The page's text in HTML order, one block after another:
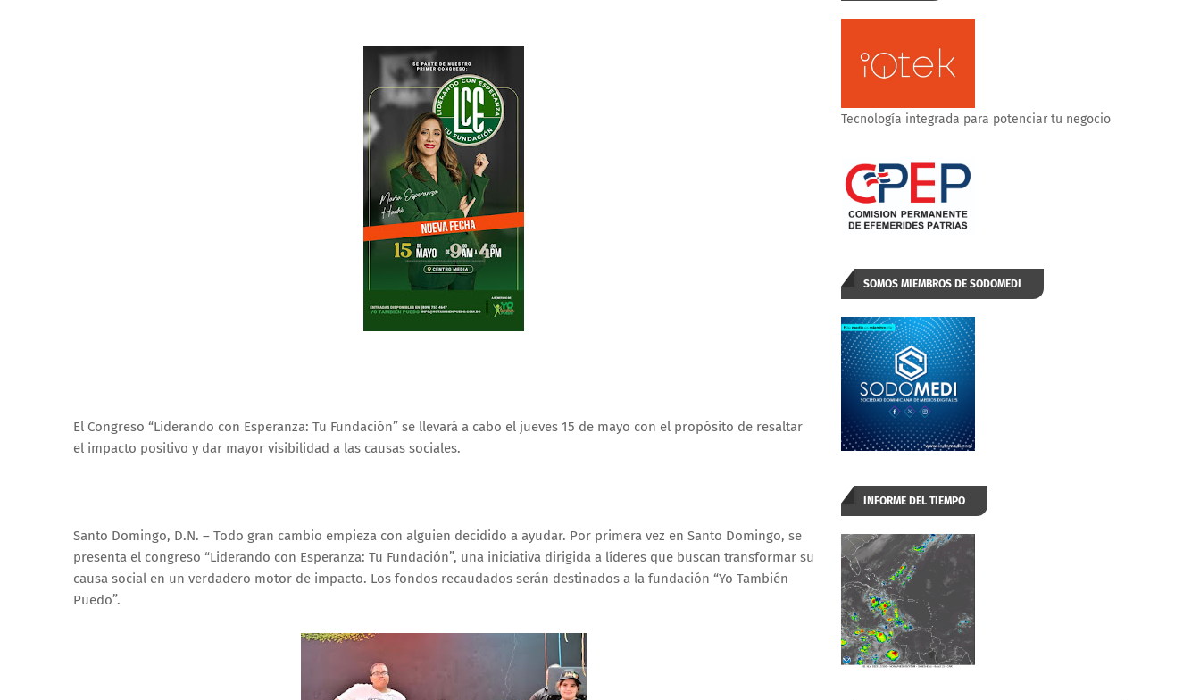
El Congreso “Liderando con Esperanza: Tu Fundación” se llevará a cabo el jueves 15 de mayo con el propósito de resaltar
el impacto positivo y dar mayor visibilidad a las causas sociales.
Santo Domingo, D.N. – Todo gran cambio empieza con alguien decidido a ayudar. Por primera vez en Santo Domingo, se
presenta el congreso “Liderando con Esperanza: Tu Fundación”, una iniciativa dirigida a líderes que buscan transformar su
causa social en un verdadero motor de impacto. Los fondos recaudados serán destinados a la fundación “Yo También
Puedo”.
Tecnología integrada para potenciar tu negocio
SOMOS MIEMBROS DE SODOMEDI
INFORME DEL TIEMPO